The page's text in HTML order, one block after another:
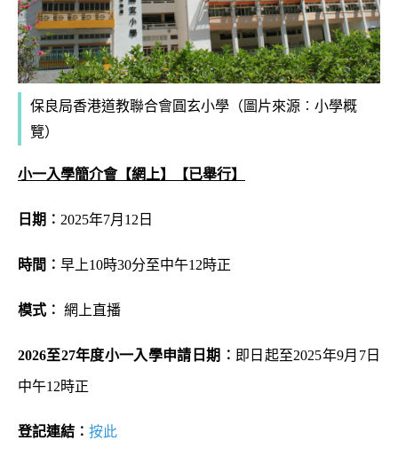
保良局香港道教聯合會圓玄小學（圖片來源︰小學概
覽）
小一入學簡介會【網上】 【已舉行】
日期︰ 2025年7月12日
時間︰ 早上10時30分至中午12時正
模式︰ 網上直播
2026至27年度小一入學申請日期︰ 即日起至2025年9月7日
中午12時正
登記連結︰ 按此